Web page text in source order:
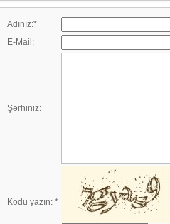
Adınız:*
E-Mail:
Şərhiniz:
Kodu yazın: *